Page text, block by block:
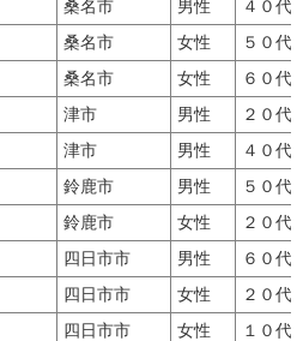
桑名市 男性
４０代
桑名市 女性
５０代
桑名市 女性
６０代
津市 男性
２０代
津市 男性
４０代
鈴鹿市 男性
５０代
鈴鹿市 女性
２０代
四日市市 男性
６０代
四日市市 女性
２０代
四日市市 女性
１０代